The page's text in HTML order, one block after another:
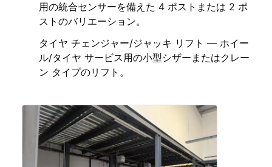
用の統合センサーを備えた 4 ポストまたは 2 ポ
ストのバリエーション。
タイヤ チェンジャー/ジャッキ リフト — ホイー
ル/タイヤ サービス用の小型シザーまたはクレー
ン タイプのリフト。